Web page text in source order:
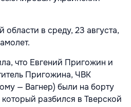
в среду, 23 августа,
что Евгений Пригожин и
Пригожина, ЧВК
— Вагнер) были на борту
разбился в Тверской